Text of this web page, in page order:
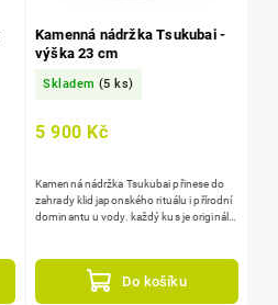
Kamenná nádržka Tsukubai -
výška 23 cm
Skladem (5 ks)
5 900 Kč
Do košíku
Kamenná nádržka Tsukubai přinese do
zahrady klid japonského rituálu i přírodní
dominantu u vody. každý kus je originál s